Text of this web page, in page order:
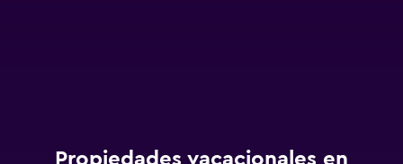
Propiedades vacacionales en